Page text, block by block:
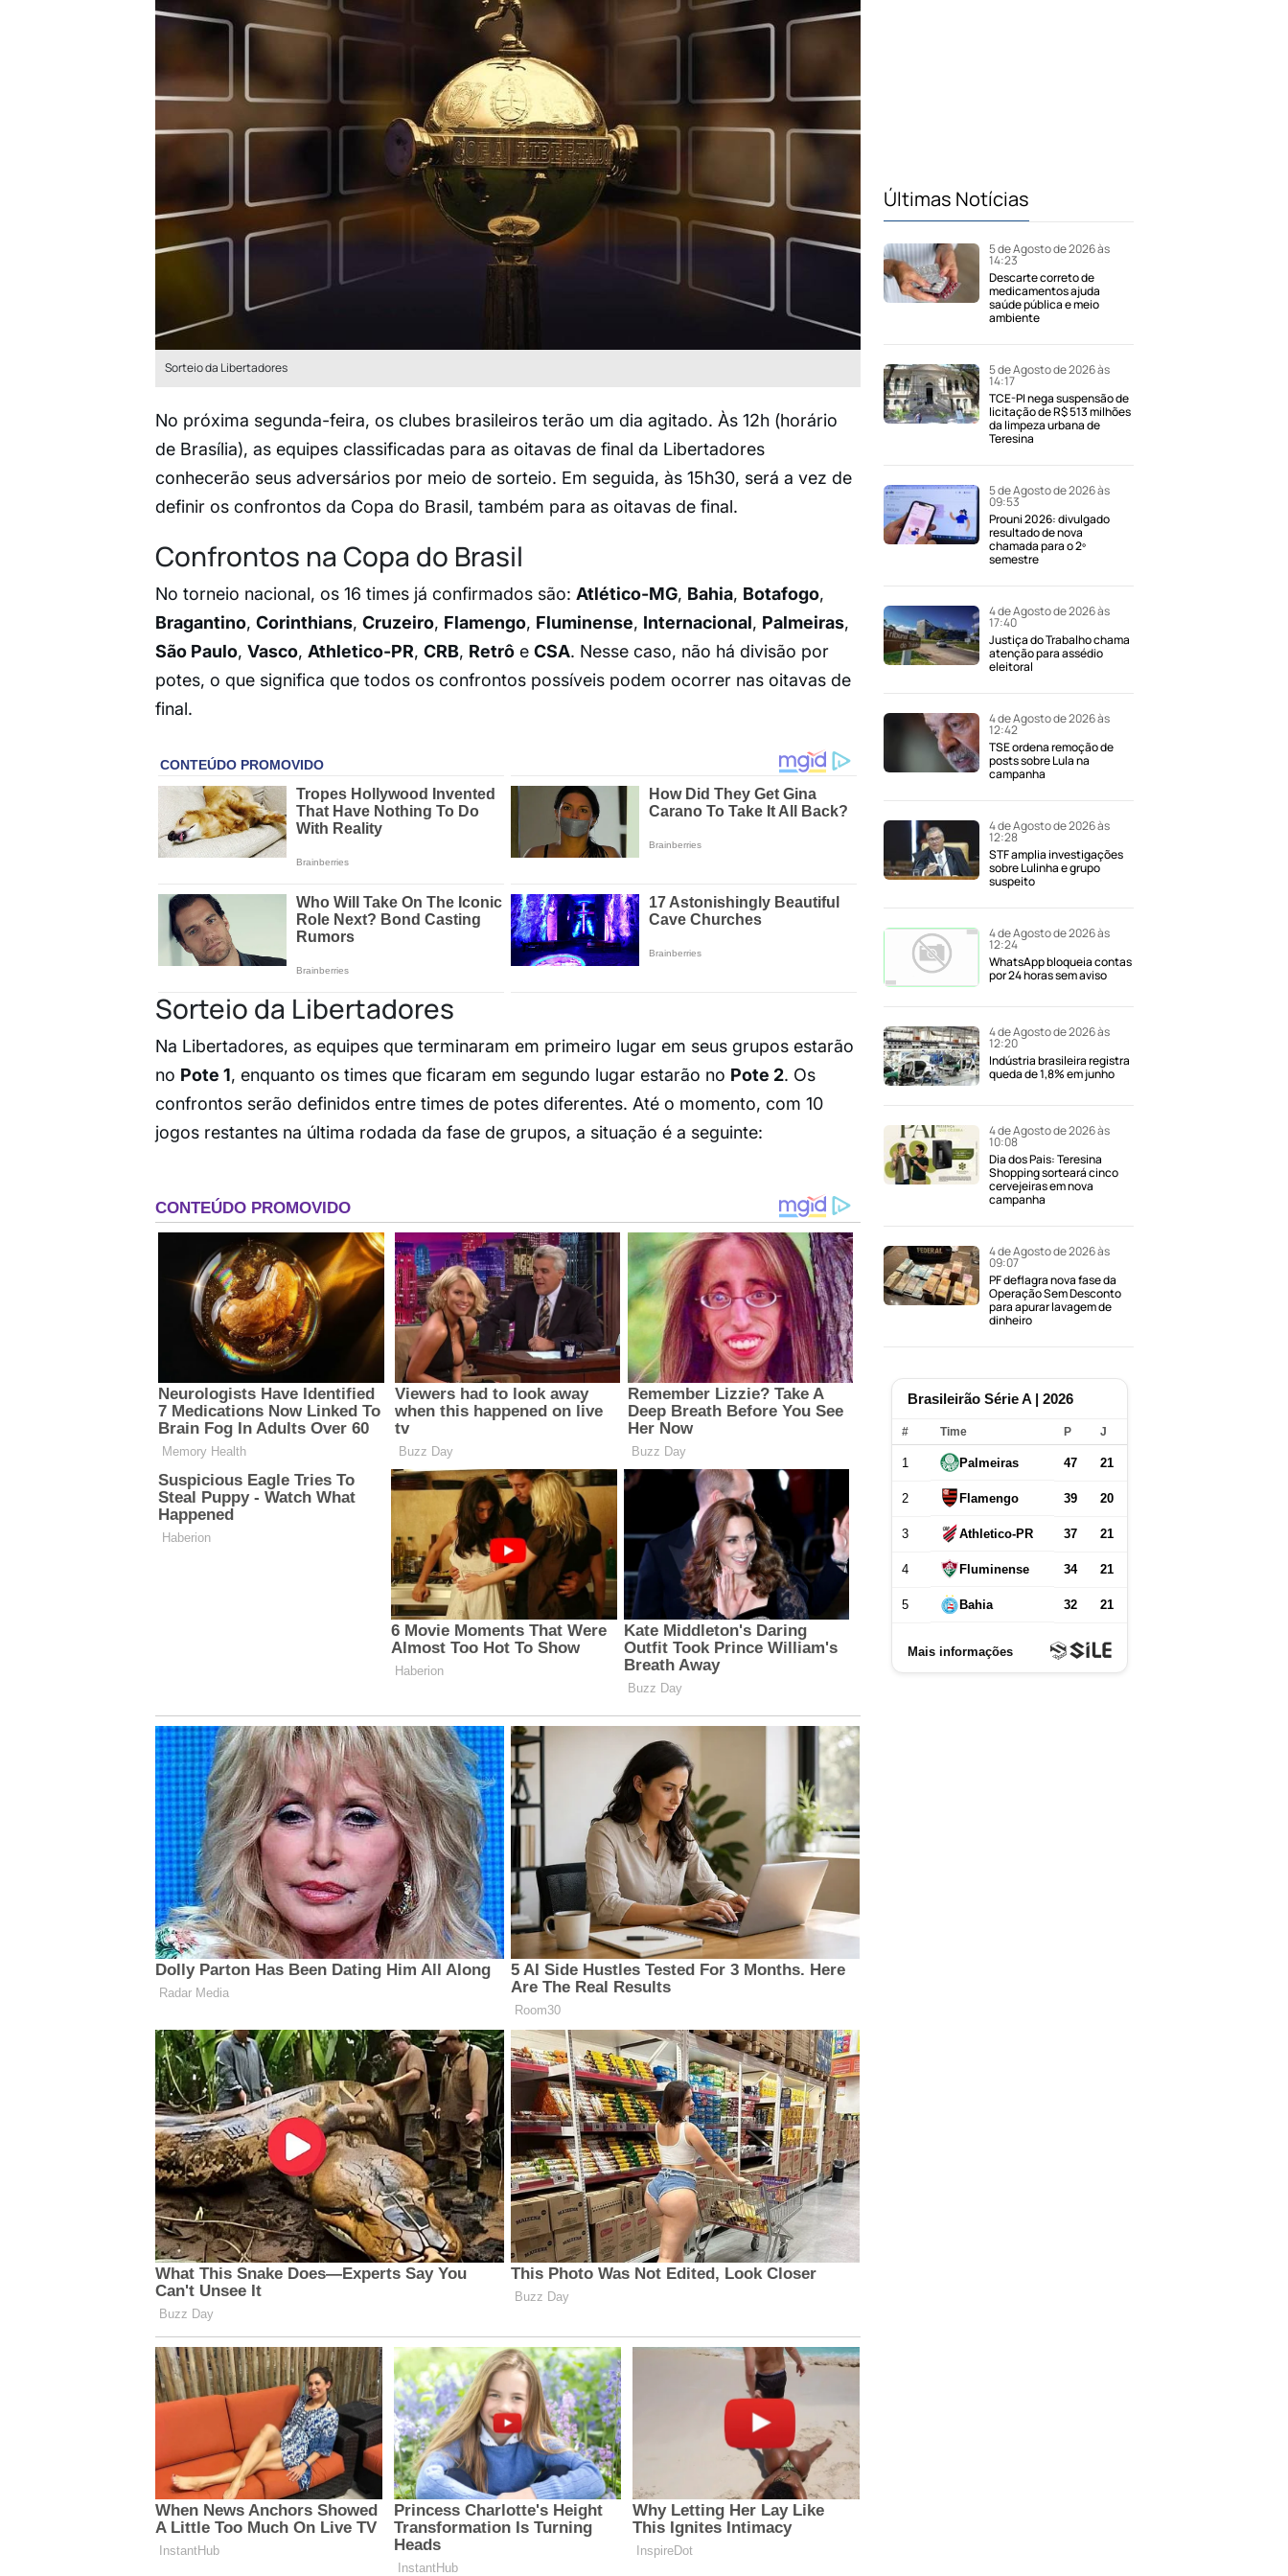
Sorteio da Libertadores
No próxima segunda-feira, os clubes brasileiros terão um dia agitado. Às 12h (horário
de Brasília), as equipes classificadas para as oitavas de final da Libertadores
conhecerão seus adversários por meio de sorteio. Em seguida, às 15h30, será a vez de
definir os confrontos da Copa do Brasil, também para as oitavas de final.
Confrontos na Copa do Brasil
No torneio nacional, os 16 times já confirmados são: Atlético-MG, Bahia, Botafogo,
Bragantino, Corinthians, Cruzeiro, Flamengo, Fluminense, Internacional, Palmeiras,
São Paulo, Vasco, Athletico-PR, CRB, Retrôe CSA. Nesse caso, não há divisão por
potes, o que significa que todos os confrontos possíveis podem ocorrer nas oitavas de
final.
Sorteio da Libertadores
Na Libertadores, as equipes que terminaram em primeiro lugar em seus grupos estarão
no Pote 1, enquanto os times que ficaram em segundo lugar estarão no Pote 2. Os
confrontos serão definidos entre times de potes diferentes. Até o momento, com 10
jogos restantes na última rodada da fase de grupos, a situação é a seguinte:
Últimas Notícias
5 de Agosto de 2026 às
14:23
Descarte correto de
medicamentos ajuda
saúde pública e meio
ambiente
5 de Agosto de 2026 às
14:17
TCE-PI nega suspensão de
licitação de R$ 513 milhões
da limpeza urbana de
Teresina
5 de Agosto de 2026 às
09:53
Prouni 2026: divulgado
resultado de nova
chamada para o 2º
semestre
4 de Agosto de 2026 às
17:40
Justiça do Trabalho chama
atenção para assédio
eleitoral
4 de Agosto de 2026 às
12:42
TSE ordena remoção de
posts sobre Lula na
campanha
4 de Agosto de 2026 às
12:28
STF amplia investigações
sobre Lulinha e grupo
suspeito
4 de Agosto de 2026 às
12:24
WhatsApp bloqueia contas
por 24 horas sem aviso
4 de Agosto de 2026 às
12:20
Indústria brasileira registra
queda de 1,8% em junho
4 de Agosto de 2026 às
10:08
Dia dos Pais: Teresina
Shopping sorteará cinco
cervejeiras em nova
campanha
4 de Agosto de 2026 às
09:07
PF deflagra nova fase da
Operação Sem Desconto
para apurar lavagem de
dinheiro